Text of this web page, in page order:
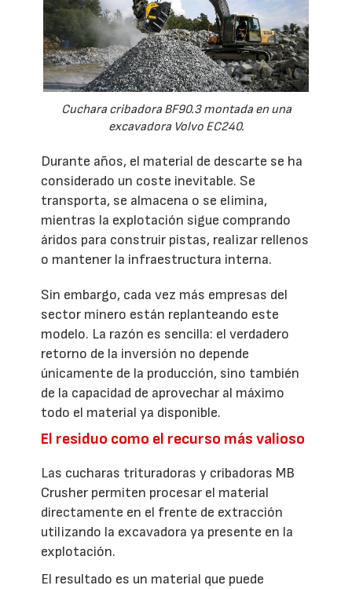
Cuchara cribadora BF90.3 montada en una
excavadora Volvo EC240.
Durante años, el material de descarte se ha
considerado un coste inevitable. Se
transporta, se almacena o se elimina,
mientras la explotación sigue comprando
áridos para construir pistas, realizar rellenos
o mantener la infraestructura interna.
Sin embargo, cada vez más empresas del
sector minero están replanteando este
modelo. La razón es sencilla: el verdadero
retorno de la inversión no depende
únicamente de la producción, sino también
de la capacidad de aprovechar al máximo
todo el material ya disponible.
El residuo como el recurso más valioso
Las cucharas trituradoras y cribadoras MB
Crusher permiten procesar el material
directamente en el frente de extracción
utilizando la excavadora ya presente en la
explotación.
El resultado es un material que puede